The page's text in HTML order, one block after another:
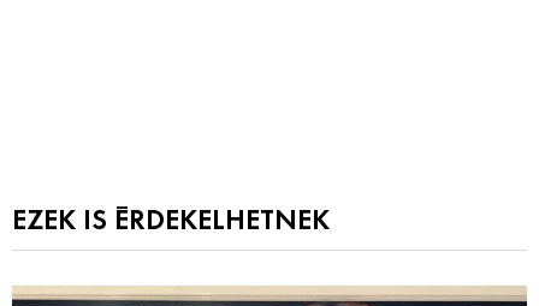
EZEK IS ÉRDEKELHETNEK